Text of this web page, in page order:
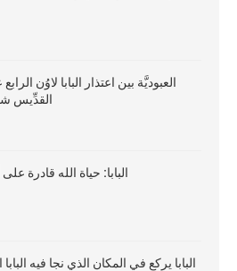
العبوديَّة بين اعتذار البابا لاوُن
القدِّيس
البابا: حياة الله قادرة على
البابا يركع في المكان الذي نجا فيه